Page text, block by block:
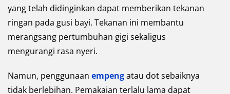
yang telah didinginkan dapat memberikan tekanan
ringan pada gusi bayi. Tekanan ini membantu
merangsang pertumbuhan gigi sekaligus
mengurangi rasa nyeri.
Namun, penggunaan empengatau dot sebaiknya
tidak berlebihan. Pemakaian terlalu lama dapat